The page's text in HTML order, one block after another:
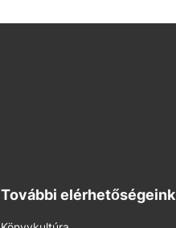
További elérhetőségeink